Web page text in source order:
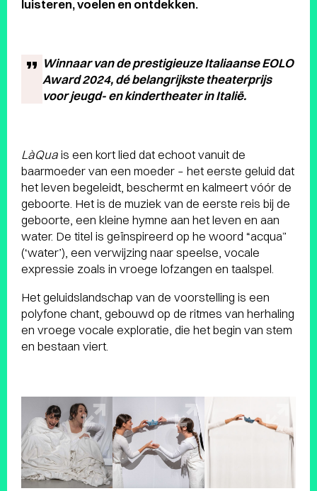
luisteren, voelen en ontdekken.
Winnaar van de prestigieuze Italiaanse EOLO
Award 2024, dé belangrijkste theaterprijs
voor jeugd- en kindertheater in Italië.
LàQuais een kort lied dat echoot vanuit de
baarmoeder van een moeder – het eerste geluid dat
het leven begeleidt, beschermt en kalmeert vóór de
geboorte. Het is de muziek van de eerste reis bij de
geboorte, een kleine hymne aan het leven en aan
water. De titel is geïnspireerd op he woord “acqua”
(‘water’), een verwijzing naar speelse, vocale
expressie zoals in vroege lofzangen en taalspel.
Het geluidslandschap van de voorstelling is een
polyfone chant, gebouwd op de ritmes van herhaling
en vroege vocale exploratie, die het begin van stem
en bestaan ​​viert.